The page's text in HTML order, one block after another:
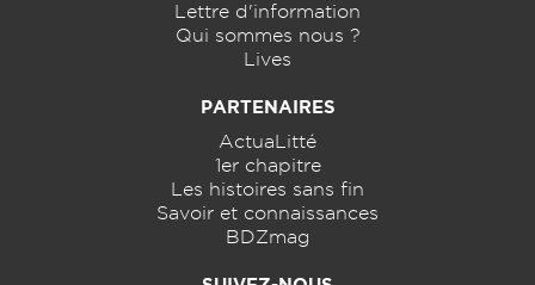
Lettre d'information
Qui sommes nous ?
Lives
PARTENAIRES
ActuaLitté
1er chapitre
Les histoires sans fin
Savoir et connaissances
BDZmag